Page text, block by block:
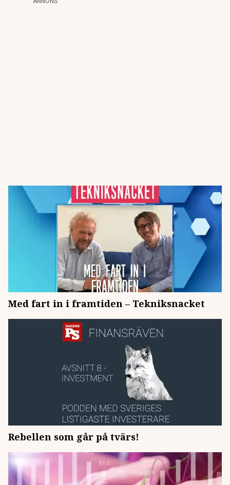
Med fart in i framtiden – Tekniksnacket
Rebellen som går på tvärs!